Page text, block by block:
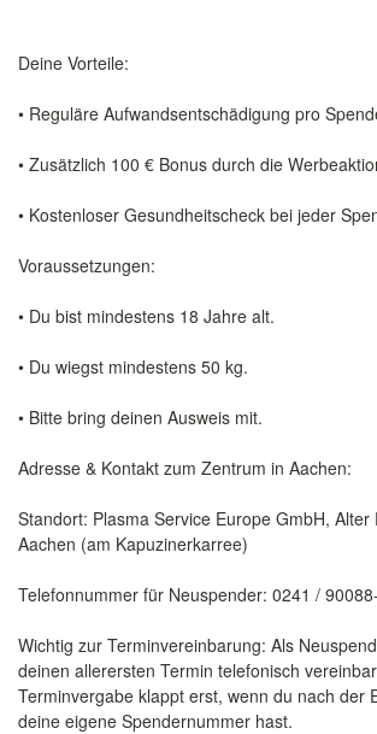
Deine Vorteile:
• Reguläre Aufwandsentschädigung pro
• Zusätzlich 100 € Bonus durch die
• Kostenloser Gesundheitscheck bei jeder
Voraussetzungen:
• Du bist mindestens 18 Jahre alt.
• Du wiegst mindestens 50 kg.
• Bitte bring deinen Ausweis mit.
Adresse & Kontakt zum Zentrum in Aachen:
Standort: Plasma Service Europe GmbH, Alter
Aachen (am Kapuzinerkarree)
Telefonnummer für Neuspender: 0241 /
Wichtig zur Terminvereinbarung: Als
deinen allerersten Termin telefonisch
Terminvergabe klappt erst, wenn du nach der
deine eigene Spendernummer hast.